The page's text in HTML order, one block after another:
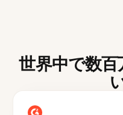
世界中で数